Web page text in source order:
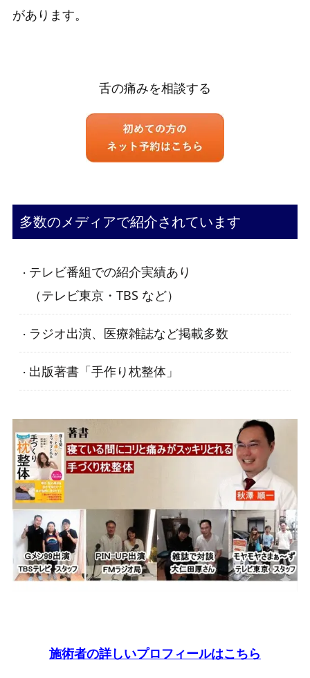
があります。
舌の痛みを相談する
多数のメディアで紹介されています
テレビ番組での紹介実績あり
（テレビ東京・TBS など）
ラジオ出演、医療雑誌など掲載多数
出版著書「手作り枕整体」
施術者の詳しいプロフィールはこちら